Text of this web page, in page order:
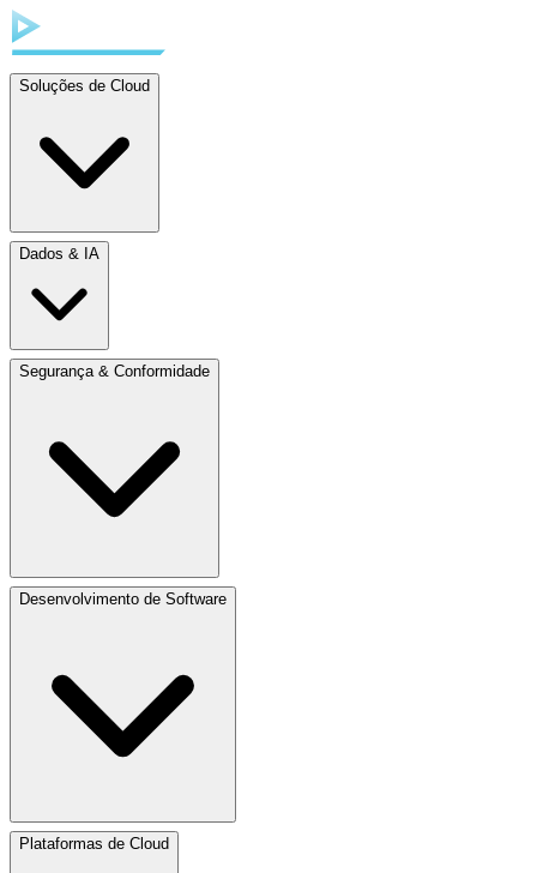
Soluções de Cloud
Dados & IA
Segurança & Conformidade
Desenvolvimento de Software
Plataformas de Cloud